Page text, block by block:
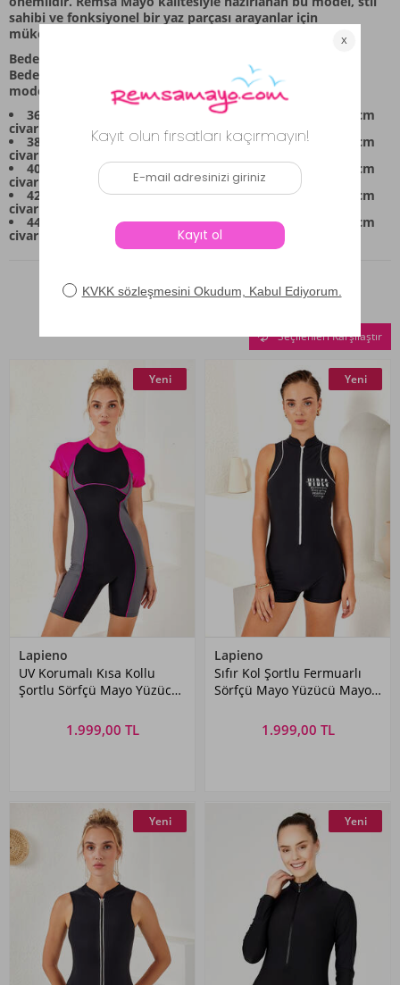
sahibi ve fonksiyonel bir yaz parçası arayanlar için
mükemmel bir seçimdir.
Beden Bilgileri:
Bedenler 36-38-40-42-44 şeklindedir. Aşağıdaki ölçüler,
modelin yaklaşık ölçülerini göstermektedir:
36 Beden: Göğüs:76cm, Bel:72cm, Basen:76cm, Boy:80cm
civarıdır.
38 Beden: Göğüs:80cm, Bel:76cm, Basen:80cm, Boy:81cm
civarıdır.
40 Beden: Göğüs:84cm, Bel:80cm, Basen:84cm, Boy:82cm
civarıdır.
42 Beden: Göğüs:88cm, Bel:84cm, Basen:88cm, Boy:83cm
civarıdır.
44 Beden: Göğüs:92cm, Bel:88cm, Basen:92cm, Boy:84cm
civarıdır.
Benzer Ürünler
Seçilenleri Karşılaştır
Yeni
Lapieno
UV Korumalı Kısa Kollu
Şortlu Sörfçü Mayo Yüzücü
1.999,00 TL
Yeni
Lapieno
Sıfır Kol Şortlu Fermuarlı
Sörfçü Mayo Yüzücü Mayo
1.999,00 TL
Yeni Yeni